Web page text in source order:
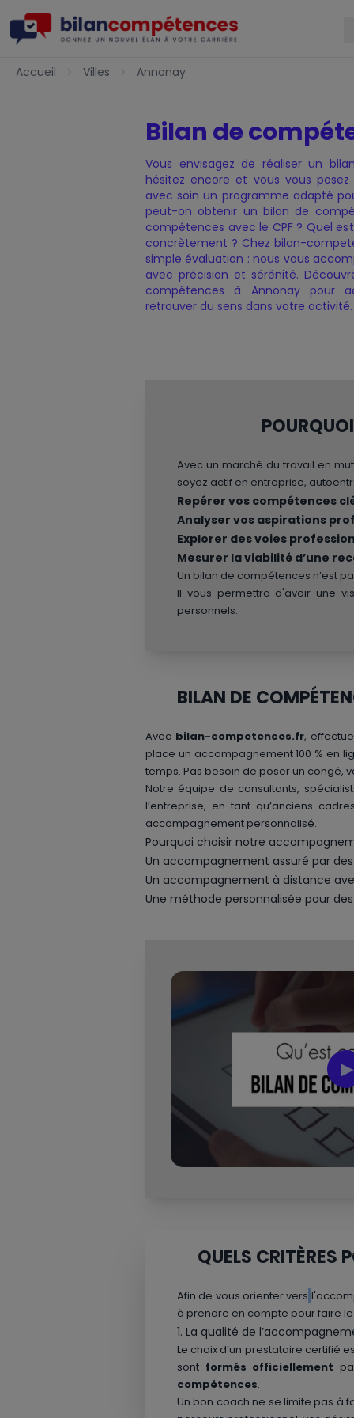
Accueil
Accueil Villes Annonay
Bilan de
Vous envisagez de réaliser un
hésitez encore et vous vous
avec soin un programme adapté
peut-on obtenir un bilan de
compétences avec le CPF ? Quel
concrètement ? Chez bilan-
simple évaluation : nous vous
avec précision et sérénité.
compétences à Annonay pour
retrouver du sens dans votre activité.
Avec un marché du travail en
soyez actif en entreprise,
Repérer vos compétences
Analyser vos aspirations
Explorer des voies
Mesurer la viabilité d’une
Un bilan de compétences n’est
Il vous permettra d'avoir une
personnels.
BILAN DE
Avec bilan-competences.fr,
place un accompagnement 100 % en
temps. Pas besoin de poser un congé,
Notre équipe de consultants,
l’entreprise, en tant qu’anciens
accompagnement personnalisé.
Pourquoi choisir notre
Un accompagnement assuré par
Un accompagnement à distance
Une méthode personnalisée pour
▶
Présentation — Bilan de
QUELS CRITÈRES
Afin de vous orienter vers
à prendre en compte pour faire le
1. La qualité de
Le choix d’un prestataire certifié
sont formés officiellement
compétences.
Un bon coach ne se limite pas à
Charte de Qualité
Nos certificats de qualité
Notre Offre
Politique de